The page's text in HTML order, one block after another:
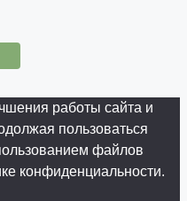
работы сайта и
пользоваться
файлов
конфиденциальности.